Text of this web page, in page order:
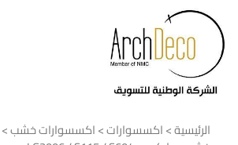
الرئيسية>اكسسوارات>اكسسوارات خشب>